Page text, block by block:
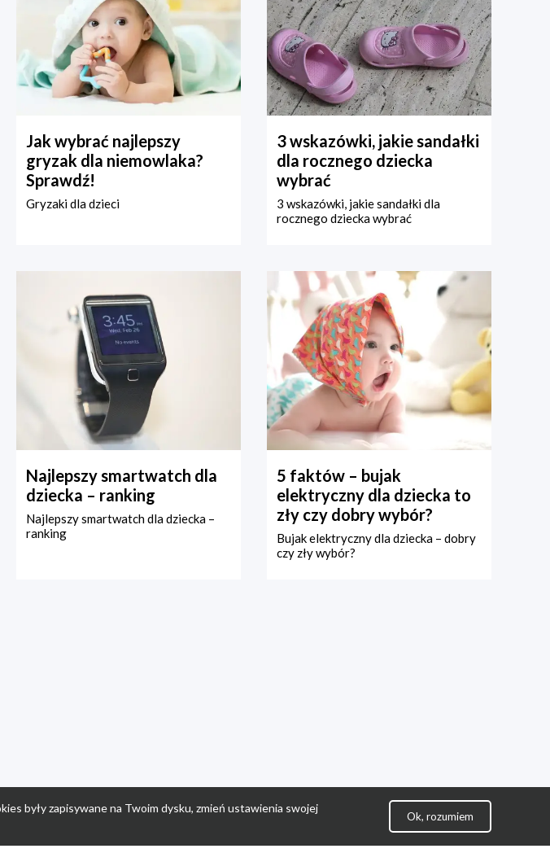
Jak wybrać najlepszy
gryzak dla niemowlaka?
Sprawdź!
Gryzaki dla dzieci
3 wskazówki, jakie sandałki
dla rocznego dziecka
wybrać
3 wskazówki, jakie sandałki dla
rocznego dziecka wybrać
Najlepszy smartwatch dla
dziecka – ranking
Najlepszy smartwatch dla dziecka –
ranking
5 faktów – bujak
elektryczny dla dziecka to
zły czy dobry wybór?
Bujak elektryczny dla dziecka – dobry
czy zły wybór?
były zapisywane na Twoim dysku, zmień ustawienia swojej
Ok, rozumiem